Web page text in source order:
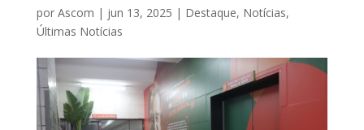
por Ascom | jun 13, 2025 | Destaque, Notícias,
Últimas Notícias